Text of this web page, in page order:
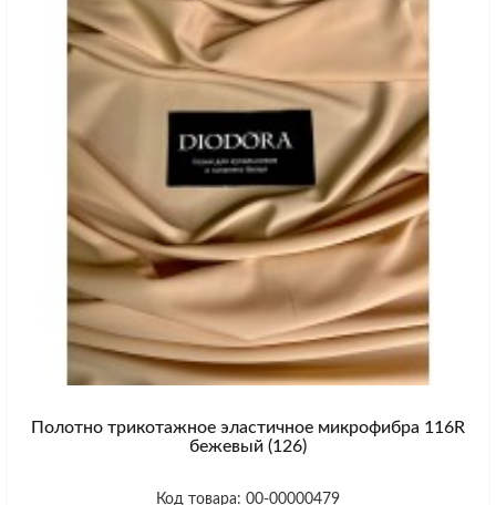
Полотно трикотажное эластичное микрофибра 116R
бежевый (126)
Код товара: 00-00000479